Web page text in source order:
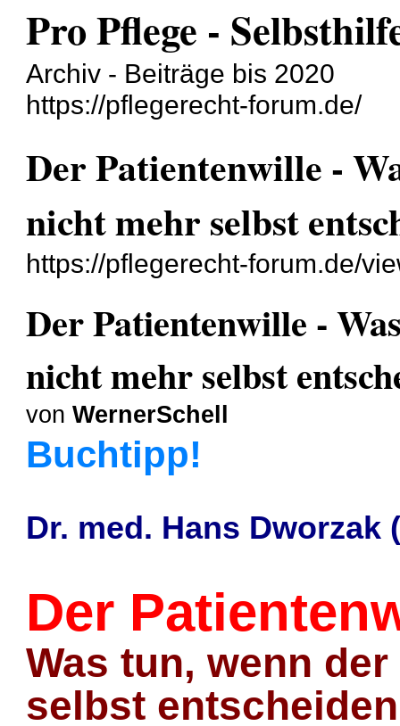
Pro Pflege -
Archiv - Beiträge bis 2020
https://pflegerecht-forum.de/
Der Patientenwille -
nicht mehr selbst
https://pflegerecht-forum.de/
Der Patientenwille -
nicht mehr selbst
vonWernerSchell
Buchtipp!
Dr. med. Hans Dworzak
Der
Was tun, wenn
selbst